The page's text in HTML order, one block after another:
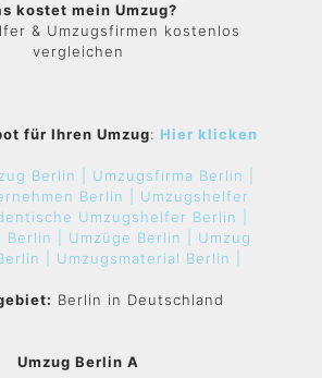
kostet mein Umzug?
& Umzugsfirmen kostenlos
vergleichen
für Ihren Umzug: Hier klicken
Berlin |
Umzugsfirma Berlin |
Berlin | Umzugshelfer
Umzugshelfer Berlin |
Berlin | Umzüge Berlin | Umzug
| Umzugsmaterial Berlin |
Berlin in Deutschland
Umzug Berlin A